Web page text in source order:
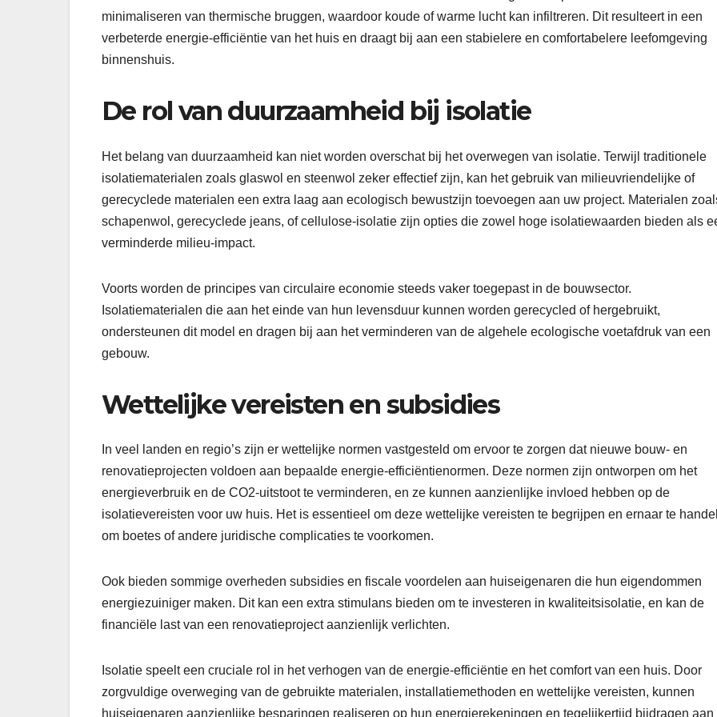
minimaliseren van thermische bruggen, waardoor koude of warme lucht kan infiltreren. Dit resulteert in een
verbeterde energie-efficiëntie van het huis en draagt bij aan een stabielere en comfortabelere leefomgeving
binnenshuis.
De rol van duurzaamheid bij isolatie
Het belang van duurzaamheid kan niet worden overschat bij het overwegen van isolatie. Terwijl traditionele
isolatiematerialen zoals glaswol en steenwol zeker effectief zijn, kan het gebruik van milieuvriendelijke of
gerecyclede materialen een extra laag aan ecologisch bewustzijn toevoegen aan uw project. Materialen
schapenwol, gerecyclede jeans, of cellulose-isolatie zijn opties die zowel hoge isolatiewaarden bieden als
verminderde milieu-impact.
Voorts worden de principes van circulaire economie steeds vaker toegepast in de bouwsector.
Isolatiematerialen die aan het einde van hun levensduur kunnen worden gerecycled of hergebruikt,
ondersteunen dit model en dragen bij aan het verminderen van de algehele ecologische voetafdruk van een
gebouw.
Wettelijke vereisten en subsidies
In veel landen en regio’s zijn er wettelijke normen vastgesteld om ervoor te zorgen dat nieuwe bouw- en
renovatieprojecten voldoen aan bepaalde energie-efficiëntienormen. Deze normen zijn ontworpen om het
energieverbruik en de CO2-uitstoot te verminderen, en ze kunnen aanzienlijke invloed hebben op de
isolatievereisten voor uw huis. Het is essentieel om deze wettelijke vereisten te begrijpen en ernaar te
om boetes of andere juridische complicaties te voorkomen.
Ook bieden sommige overheden subsidies en fiscale voordelen aan huiseigenaren die hun eigendommen
energiezuiniger maken. Dit kan een extra stimulans bieden om te investeren in kwaliteitsisolatie, en kan de
financiële last van een renovatieproject aanzienlijk verlichten.
Isolatie speelt een cruciale rol in het verhogen van de energie-efficiëntie en het comfort van een huis. Door
zorgvuldige overweging van de gebruikte materialen, installatiemethoden en wettelijke vereisten, kunnen
huiseigenaren aanzienlijke besparingen realiseren op hun energierekeningen en tegelijkertijd bijdragen aan